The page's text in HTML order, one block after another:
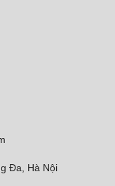
Đa, Hà Nội